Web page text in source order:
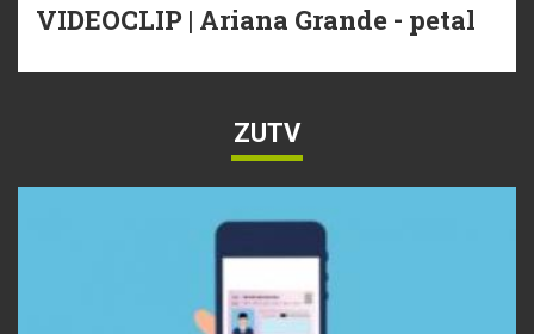
VIDEOCLIP | Ariana Grande - petal
ZUTV